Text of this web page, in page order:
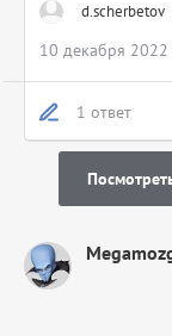
d.scherbetov
10 декабря
1 ответ